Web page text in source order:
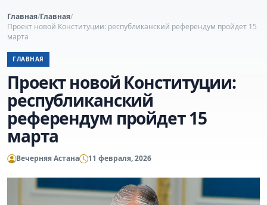
Главная/Главная/
Проект новой Конституции: республиканский референдум пройдет 15
марта
ГЛАВНАЯ
Проект новой Конституции:
республиканский
референдум пройдет 15
марта
Вечерняя Астана 11 февраля, 2026